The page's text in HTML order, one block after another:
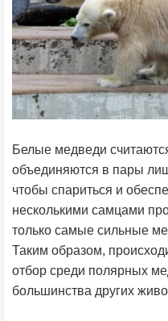
Белые медведи
объединяются в пары
чтобы спариться и
несколькими самцами
только самые сильные
Таким образом,
отбор среди полярных
большинства других